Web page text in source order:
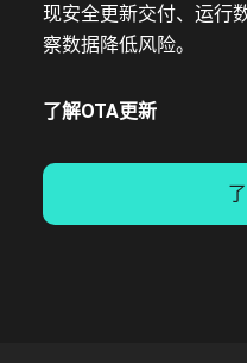
现安全更新交付、运行
察数据降低风险。
了解OTA更新